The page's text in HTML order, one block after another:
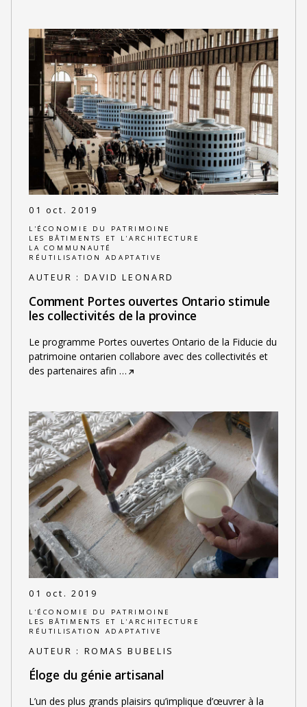
01 oct. 2019
L'ÉCONOMIE DU PATRIMOINE
LES BÂTIMENTS ET L'ARCHITECTURE
LA COMMUNAUTÉ
RÉUTILISATION ADAPTATIVE
AUTEUR : DAVID LEONARD
Comment Portes ouvertes Ontario stimule
les collectivités de la province
Le programme Portes ouvertes Ontario de la Fiducie du
patrimoine ontarien collabore avec des collectivités et
des partenaires afin …
01 oct. 2019
L'ÉCONOMIE DU PATRIMOINE
LES BÂTIMENTS ET L'ARCHITECTURE
RÉUTILISATION ADAPTATIVE
AUTEUR : ROMAS BUBELIS
Éloge du génie artisanal
L’un des plus grands plaisirs qu’implique d’œuvrer à la